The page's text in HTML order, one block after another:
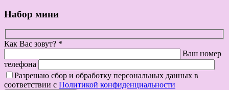
Набор мини
Как Вас зовут? *
Ваш номер
телефона
Разрешаю сбор и обработку персональных данных в
соответствии с Политикой конфиденциальности